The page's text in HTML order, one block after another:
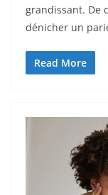
grandissant. De
dénicher un
Read More